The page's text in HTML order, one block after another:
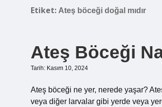
Etiket: Ateş böceği doğal mıdır
Ateş Böceği
Tarih: Kasım 10, 2024
Ateş böceği ne yer, nerede yaşar?
veya diğer larvalar gibi yerde veya